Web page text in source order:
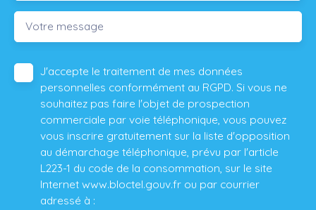
Votre message
J'accepte le traitement de mes données
personnelles conformément au RGPD. Si vous ne
souhaitez pas faire l'objet de prospection
commerciale par voie téléphonique, vous pouvez
vous inscrire gratuitement sur la liste d'opposition
au démarchage téléphonique, prévu par l'article
L223-1 du code de la consommation, sur le site
Internet www.bloctel.gouv.fr ou par courrier
adressé à :